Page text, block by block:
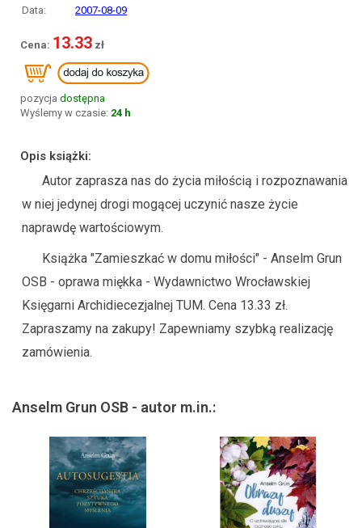
Data:
2007-08-09
13.33
pozycja dostępna
Wyślemy w czasie: 24 h
Opis książki:
Autor zaprasza nas do życia miłością i rozpoznawania
w niej jedynej drogi mogącej uczynić nasze życie
naprawdę wartościowym.
Książka "Zamieszkać w domu miłości" - Anselm Grun
OSB - oprawa miękka - Wydawnictwo Wrocławskiej
Księgarni Archidiecezjalnej TUM. Cena 13.33 zł.
Zapraszamy na zakupy! Zapewniamy szybką realizację
zamówienia.
Anselm Grun OSB - autor m.in.: